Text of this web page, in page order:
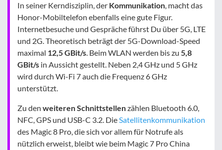
In seiner Kerndisziplin, der Kommunikation, macht das
Honor-Mobiltelefon ebenfalls eine gute Figur.
Internetbesuche und Gespräche führst Du über 5G, LTE
und 2G. Theoretisch beträgt der 5G-Download-Speed
maximal 12,5 GBit/s. Beim WLAN werden bis zu 5,8
GBit/s in Aussicht gestellt. Neben 2,4 GHz und 5 GHz
wird durch Wi-Fi 7 auch die Frequenz 6 GHz
unterstützt.
Zu den weiteren Schnittstellenzählen Bluetooth 6.0,
NFC, GPS und USB-C 3.2. DieSatellitenkommunikation
des Magic 8 Pro, die sich vor allem für Notrufe als
nützlich erweist, bleibt wie beim Magic 7 Pro China